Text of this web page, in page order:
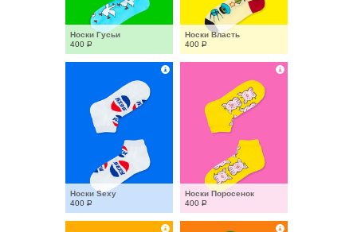
Носки Гусьи
400 Р
Носки Власть
400 Р
Носки Sexy
400 Р
Носки Поросенок
400 Р